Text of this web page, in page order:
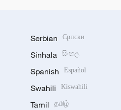
Serbian Српски
Sinhala සිංහල
Spanish Español
Swahili Kiswahili
Tamil தமிழ்